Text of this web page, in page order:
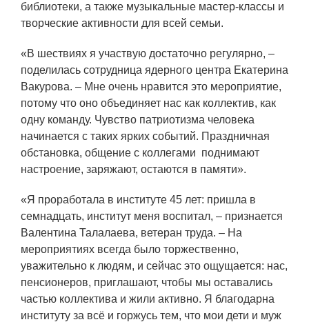
Будущим сотрудникам
СФТИ НИЯУ МИФИ
Спецкафедра УРФУ
Школа молодого специалиста
Новый Снежинск
Оформление анкетного материала РФЯЦ
- ВНИИТФ
Профессиональное обучение
Практика для студентов
библиотеки, а также музыкальные мастер-классы и
творческие активности для всей семьи.
«В шествиях я участвую достаточно регулярно, –
поделилась сотрудница ядерного центра Екатерина
Вакурова. – Мне очень нравится это мероприятие,
потому что оно объединяет нас как коллектив, как
одну команду. Чувство патриотизма человека
начинается с таких ярких событий. Праздничная
обстановка, общение с коллегами поднимают
настроение, заряжают, остаются в памяти».
«Я проработала в институте 45 лет: пришла в
семнадцать, институт меня воспитал, – признается
Валентина Талалаева, ветеран труда. – На
мероприятиях всегда было торжественно,
уважительно к людям, и сейчас это ощущается: нас,
пенсионеров, приглашают, чтобы мы оставались
частью коллектива и жили активно. Я благодарна
институту за всё и горжусь тем, что мои дети и муж